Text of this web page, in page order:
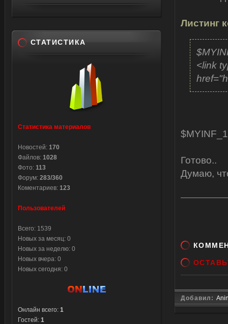
</a>
</
</div>
250);}
Листинг
<link
Готово..
Думаю,
Добавил:
СТАТИСТИКА
Статистика материалов
Новостей: 170
Файлов: 1028
Фото: 113
Форум: 283/360
Коментариев: 123
Пользователей
Всего: 1539
Новых за месяц: 0
Новых за неделю: 0
Новых вчера: 0
Новых сегодня: 0
Онлайн всего: 1
Гостей: 1